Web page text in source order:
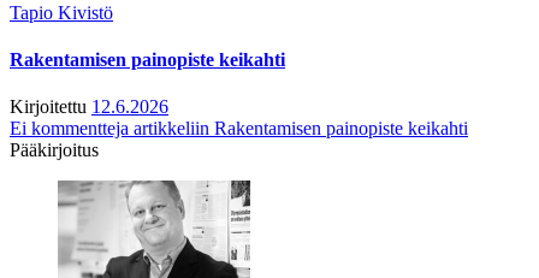
Tapio Kivistö
Rakentamisen painopiste keikahti
Kirjoitettu 12.6.2026
Ei kommentteja artikkeliin Rakentamisen painopiste keikahti
Pääkirjoitus